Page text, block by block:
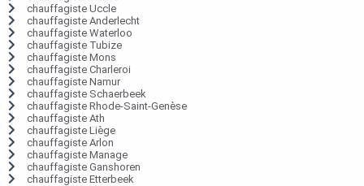
chauffagiste Uccle
chauffagiste Anderlecht
chauffagiste Waterloo
chauffagiste Tubize
chauffagiste Mons
chauffagiste Charleroi
chauffagiste Namur
chauffagiste Schaerbeek
chauffagiste Rhode-Saint-Genèse
chauffagiste Ath
chauffagiste Liège
chauffagiste Arlon
chauffagiste Manage
chauffagiste Ganshoren
chauffagiste Etterbeek